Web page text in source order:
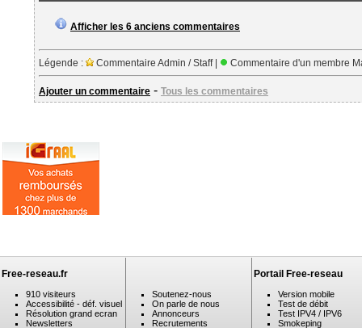
Afficher les 6 anciens commentaires
Légende : Commentaire Admin / Staff | Commentaire d'un membre
Ajouter un commentaire - Tous les commentaires
Free-reseau.fr
910 visiteurs
Accessibilité - déf. visuel
Résolution grand ecran
Newsletters
Soutenez-nous
On parle de nous
Annonceurs
Recrutements
Portail Free-reseau
Version mobile
Test de débit
Test IPV4 / IPV6
Smokeping